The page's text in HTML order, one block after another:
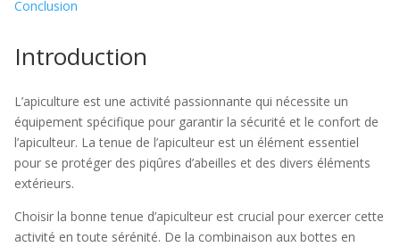
Conclusion
Introduction
L’apiculture est une activité passionnante qui nécessite un
équipement spécifique pour garantir la sécurité et le confort de
l’apiculteur. La tenue de l’apiculteur est un élément essentiel
pour se protéger des piqûres d’abeilles et des divers éléments
extérieurs.
Choisir la bonne tenue d’apiculteur est crucial pour exercer cette
activité en toute sérénité. De la combinaison aux bottes en